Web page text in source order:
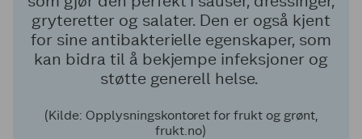
gryteretter og salater. Den er også kjent
for sine antibakterielle egenskaper, som
kan bidra til å bekjempe infeksjoner og
støtte generell helse.
(Kilde: Opplysningskontoret for frukt og grønt,
frukt.no)